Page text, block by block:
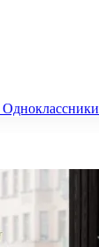
Одноклассники